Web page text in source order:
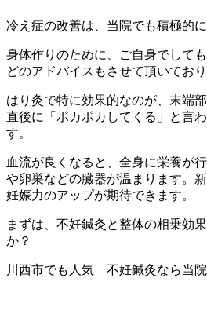
冷え症の改善は、当院でも積極的に
身体作りのために、ご自身でして
どのアドバイスもさせて頂いており
はり灸で特に効果的なのが、末端
直後に「ポカポカしてくる」と言
す。
血流が良くなると、全身に栄養が
や卵巣などの臓器が温まります。
妊娠力のアップが期待できます。
まずは、不妊鍼灸と整体の相乗効
か？
川西市でも人気 不妊鍼灸なら当院